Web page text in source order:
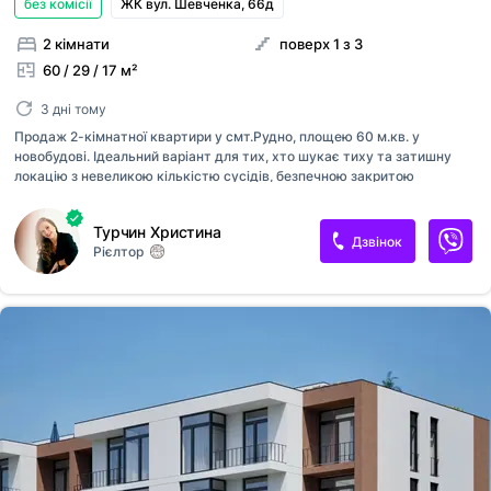
без комісії ЖК вул. Шевченка, 66д
2 кімнати
60 / 29 / 17 м²
поверх 1 з 3
3 дні тому
Продаж 2-кімнатної квартири у смт.Рудно, площею 60 м.кв. у
новобудові. Ідеальний варіант для тих, хто шукає тиху та затишну
локацію з невеликою кількістю сусідів, безпечною закритою
Переваги: - Просторе та функціональне планування: кухня-студія з
лоджією, 2 окремі спальні з великим спільним балконом, санвузол,
кладова, гардероб; - Різностороння квартира з панорамними вікнами;
- 0 цикл; - Якісне цегляне будівництво, підключені усі комунікації; -
Територія закритого типу, загальна парковка для авто; - Спокійний та
Турчин Христина
Рієлтор
Дзвінок